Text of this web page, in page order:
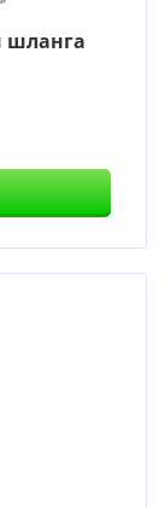
шланга